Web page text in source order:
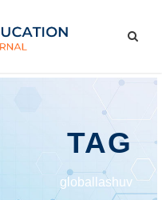
TAG
globallashuv